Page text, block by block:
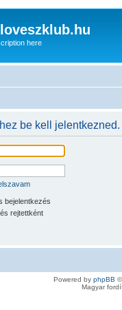
here
be kell jelentkezned.
bejelentkezés
rejtettként
Powered by phpBB
Magyar